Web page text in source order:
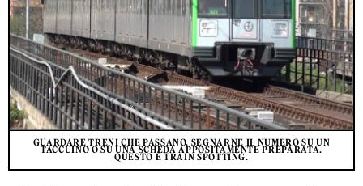
GUARDARE TRENI CHE PASSANO. SEGNARNE IL NUMERO SU UN
TACCUINO O SU UNA SCHEDA APPOSITAMENTE PREPARATA.
QUESTO È TRAIN SPOTTING.